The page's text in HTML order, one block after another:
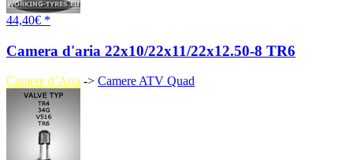
44,40€ *
Camera d'aria 22x10/22x11/22x12.50-8 TR6
Camere d´Aria -> Camere ATV Quad